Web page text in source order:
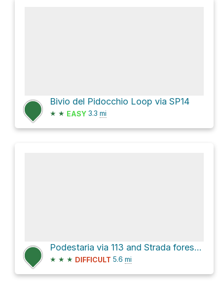
Bivio del Pidocchio Loop via SP14
★ ★ EASY 3.3 mi
Podestaria via 113 and Strada forestale Val Bona
★ ★ ★ DIFFICULT 5.6 mi